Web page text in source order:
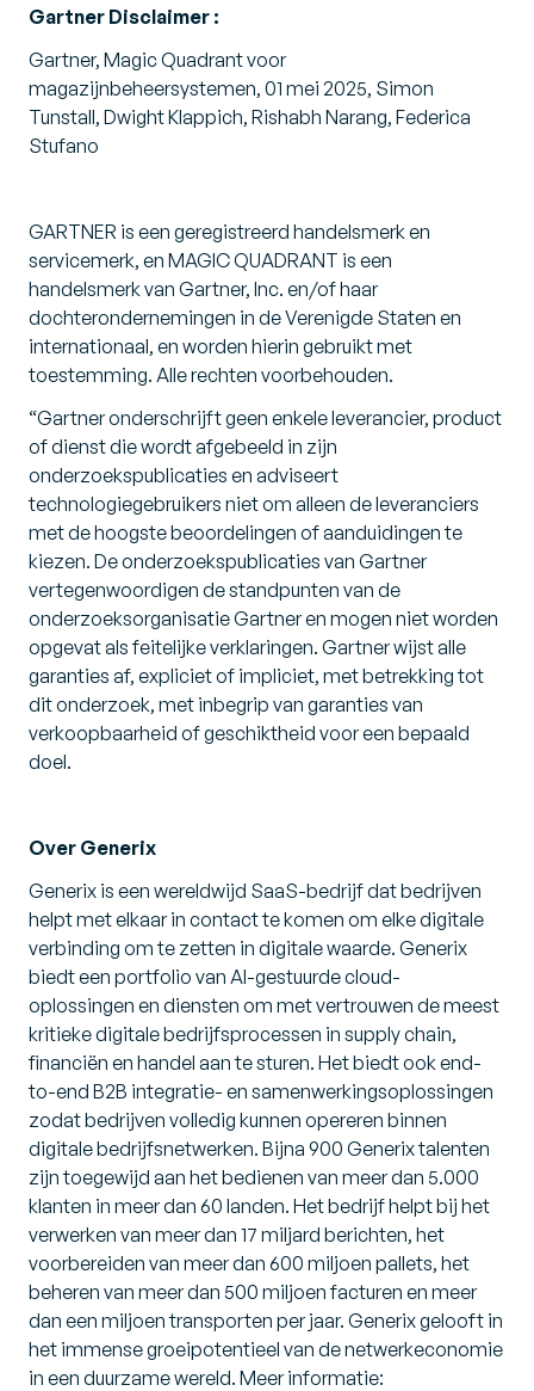
Gartner Disclaimer :
Gartner, Magic Quadrant voor
magazijnbeheersystemen, 01 mei 2025, Simon
Tunstall, Dwight Klappich, Rishabh Narang, Federica
Stufano
GARTNER is een geregistreerd handelsmerk en
servicemerk, en MAGIC QUADRANT is een
handelsmerk van Gartner, Inc. en/of haar
dochterondernemingen in de Verenigde Staten en
internationaal, en worden hierin gebruikt met
toestemming. Alle rechten voorbehouden.
“Gartner onderschrijft geen enkele leverancier, product
of dienst die wordt afgebeeld in zijn
onderzoekspublicaties en adviseert
technologiegebruikers niet om alleen de leveranciers
met de hoogste beoordelingen of aanduidingen te
kiezen. De onderzoekspublicaties van Gartner
vertegenwoordigen de standpunten van de
onderzoeksorganisatie Gartner en mogen niet worden
opgevat als feitelijke verklaringen. Gartner wijst alle
garanties af, expliciet of impliciet, met betrekking tot
dit onderzoek, met inbegrip van garanties van
verkoopbaarheid of geschiktheid voor een bepaald
doel.
Over Generix
Generix is een wereldwijd SaaS-bedrijf dat bedrijven
helpt met elkaar in contact te komen om elke digitale
verbinding om te zetten in digitale waarde. Generix
biedt een portfolio van AI-gestuurde cloud-
oplossingen en diensten om met vertrouwen de meest
kritieke digitale bedrijfsprocessen in supply chain,
financiën en handel aan te sturen. Het biedt ook end-
to-end B2B integratie- en samenwerkingsoplossingen
zodat bedrijven volledig kunnen opereren binnen
digitale bedrijfsnetwerken. Bijna 900 Generix talenten
zijn toegewijd aan het bedienen van meer dan 5.000
klanten in meer dan 60 landen. Het bedrijf helpt bij het
verwerken van meer dan 17 miljard berichten, het
voorbereiden van meer dan 600 miljoen pallets, het
beheren van meer dan 500 miljoen facturen en meer
dan een miljoen transporten per jaar. Generix gelooft in
het immense groeipotentieel van de netwerkeconomie
in een duurzame wereld. Meer informatie: